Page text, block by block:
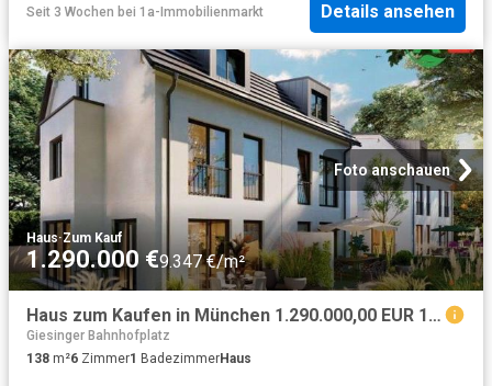
Seit 3 Wochen bei 1a-Immobilienmarkt Details ansehen
Foto anschauen
Haus·Zum Kauf
1.290.000 €9.347 €/m²
Haus zum Kaufen in München 1.290.000,00 EUR 138.22 m²
Giesinger Bahnhofplatz
138 m²6 Zimmer1 BadezimmerHaus